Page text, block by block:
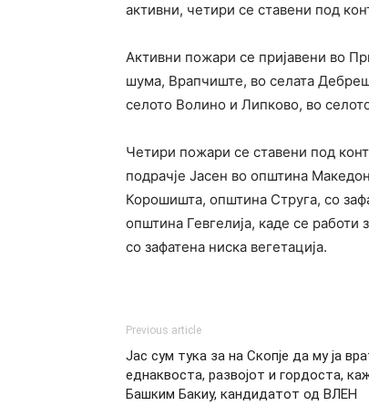
активни, четири се ставени под
Активни пожари се пријавени во
шума, Врапчиште, во селата
селото Волино и Липково, во
Четири пожари се ставени под
подрачје Јасен во општина
Корошишта, општина Струга, со
општина Гевгелија, каде се
со зафатена ниска вегетација.
Previous article
Јас сум тука за на Скопје да му ја
еднаквоста, развојот и гордоста,
Башким Бакиу, кандидатот од ВЛЕН